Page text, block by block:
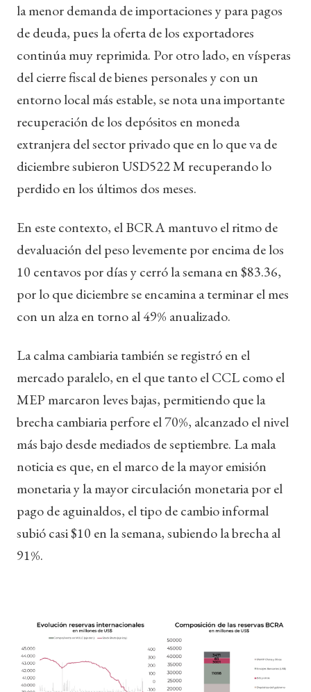
la menor demanda de importaciones y para pagos
de deuda, pues la oferta de los exportadores
continúa muy reprimida. Por otro lado, en vísperas
del cierre fiscal de bienes personales y con un
entorno local más estable, se nota una importante
recuperación de los depósitos en moneda
extranjera del sector privado que en lo que va de
diciembre subieron USD522 M recuperando lo
perdido en los últimos dos meses.
En este contexto, el BCRA mantuvo el ritmo de
devaluación del peso levemente por encima de los
10 centavos por días y cerró la semana en $83.36,
por lo que diciembre se encamina a terminar el mes
con un alza en torno al 49% anualizado.
La calma cambiaria también se registró en el
mercado paralelo, en el que tanto el CCL como el
MEP marcaron leves bajas, permitiendo que la
brecha cambiaria perfore el 70%, alcanzado el nivel
más bajo desde mediados de septiembre. La mala
noticia es que, en el marco de la mayor emisión
monetaria y la mayor circulación monetaria por el
pago de aguinaldos, el tipo de cambio informal
subió casi $10 en la semana, subiendo la brecha al
91%.